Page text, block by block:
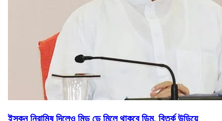
ইস্কন নিরামিষ দিলেও মিড ডে মিলে থাকবে ডিম, বিতর্ক উড়িয়ে